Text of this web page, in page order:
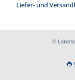
Liefer- und
©